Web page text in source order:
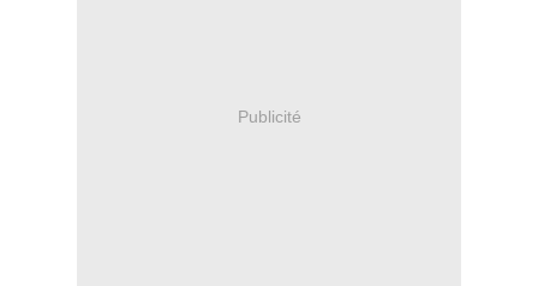
Publicité